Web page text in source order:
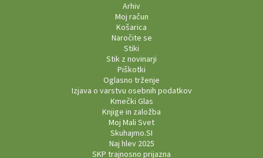
Arhiv
Moj račun
Košarica
Naročite se
Stiki
Stik z novinarji
Piškotki
Oglasno trženje
Izjava o varstvu osebnih podatkov
Kmečki Glas
Knjige in založba
Moj Mali Svet
Skuhajmo.SI
Naj hlev 2025
SKP trajnosno prijazna